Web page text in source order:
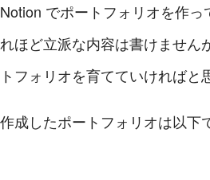
Notion でポートフォリオを作
れほど立派な内容は書けません
トフォリオを育てていければと
作成したポートフォリオは以下